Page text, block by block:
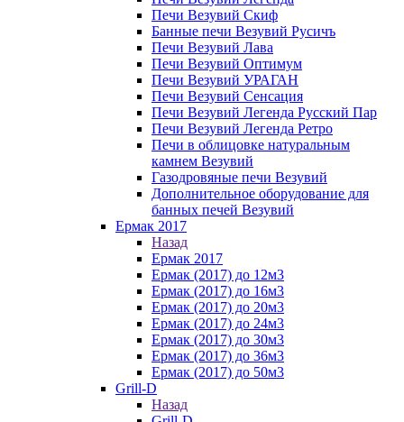
Печи Везувий Скиф
Банные печи Везувий Русичъ
Печи Везувий Лава
Печи Везувий Оптимум
Печи Везувий УРАГАН
Печи Везувий Сенсация
Печи Везувий Легенда Русский Пар
Печи Везувий Легенда Ретро
Печи в облицовке натуральным
камнем Везувий
Газодровяные печи Везувий
Дополнительное оборудование для
банных печей Везувий
Ермак 2017
Назад
Ермак 2017
Ермак (2017) до 12м3
Ермак (2017) до 16м3
Ермак (2017) до 20м3
Ермак (2017) до 24м3
Ермак (2017) до 30м3
Ермак (2017) до 36м3
Ермак (2017) до 50м3
Grill-D
Назад